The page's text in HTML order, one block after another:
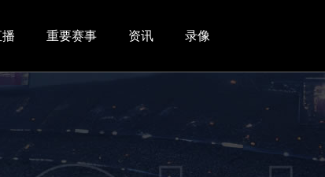
重要赛事 资讯 录像